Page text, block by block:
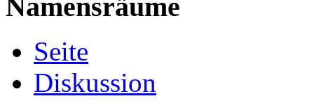
Namensräume
Seite
Diskussion